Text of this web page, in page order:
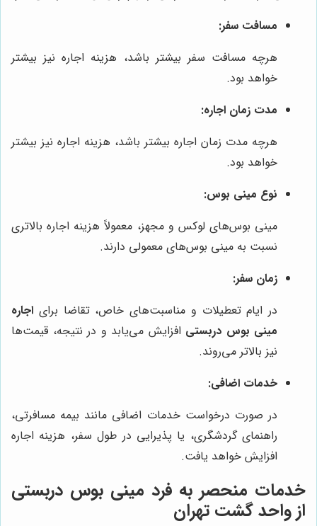
مسافت سفر:
هرچه مسافت سفر بیشتر باشد، هزینه اجاره نیز بیشتر
خواهد بود.
مدت زمان اجاره:
هرچه مدت زمان اجاره بیشتر باشد، هزینه اجاره نیز بیشتر
خواهد بود.
نوع مینی بوس:
مینی بوس‌های لوکس و مجهز، معمولاً هزینه اجاره بالاتری
نسبت به مینی بوس‌های معمولی دارند.
زمان سفر:
در ایام تعطیلات و مناسبت‌های خاص، تقاضا برای اجاره
مینی بوس دربستی افزایش می‌یابد و در نتیجه، قیمت‌ها
نیز بالاتر می‌روند.
خدمات اضافی:
در صورت درخواست خدمات اضافی مانند بیمه مسافرتی،
راهنمای گردشگری، یا پذیرایی در طول سفر، هزینه اجاره
افزایش خواهد یافت.
خدمات منحصر به فرد مینی بوس دربستی
از واحد گشت تهران